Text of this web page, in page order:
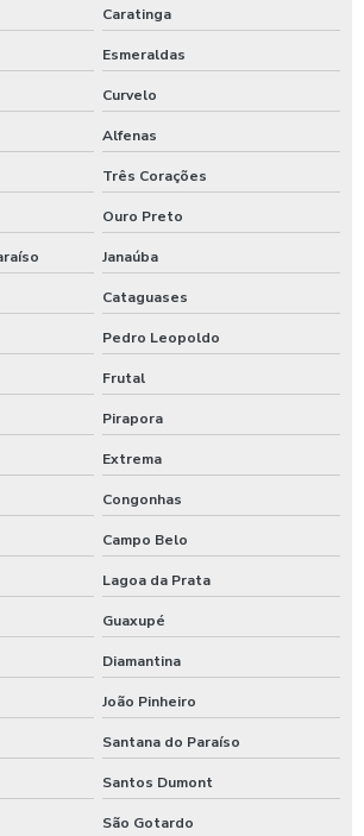
para carros
de água quente
portátil
preço
automotiva
interna de veiculos
higienização de carros
tratamento de água
de água
service
service sp
Caratinga
Esmeraldas
Curvelo
Alfenas
Três Corações
Ouro Preto
Janaúba
Cataguases
Pedro Leopoldo
Frutal
Pirapora
Extrema
Congonhas
Campo Belo
Lagoa da Prata
Guaxupé
Diamantina
João Pinheiro
Santana do Paraíso
Santos Dumont
São Gotardo